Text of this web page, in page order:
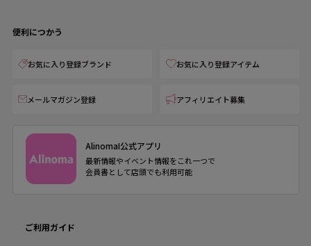
便利につかう
お気に入り登録ブランド お気に入り登録アイテム
メールマガジン登録 アフィリエイト募集
AlinomaI公式アプリ
最新情報やイベント情報をこれ一つで
会員書として店頭でも利用可能
ご利用ガイド